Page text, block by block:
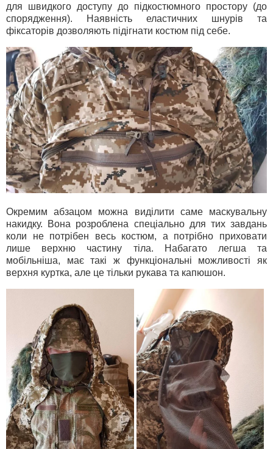
для швидкого доступу до підкостюмного простору (до
спорядження). Наявність еластичних шнурів та
фіксаторів дозволяють підігнати костюм під себе.
Окремим абзацом можна виділити саме маскувальну
накидку. Вона розроблена спеціально для тих завдань
коли не потрібен весь костюм, а потрібно приховати
лише верхню частину тіла. Набагато легша та
мобільніша, має такі ж функціональні можливості як
верхня куртка, але це тільки рукава та капюшон.